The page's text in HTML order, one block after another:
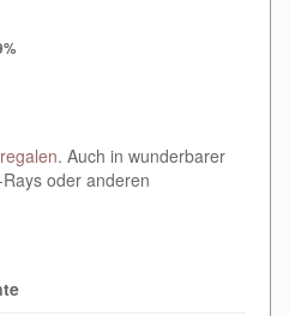
. Auch in wunderbarer
oder anderen